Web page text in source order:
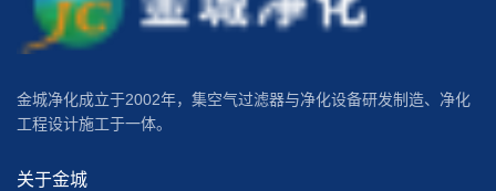
金城净化成立于2002年，集空气过滤器与净化设备研发制造、净化
工程设计施工于一体。
关于金城